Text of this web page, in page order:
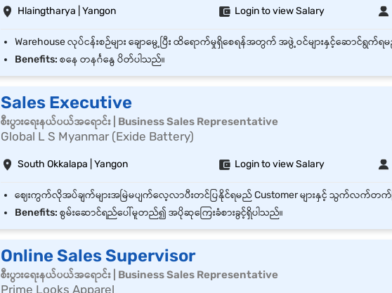
Hlaingtharya | Yangon Login to view Salary
Benefits: စနေ တနင်္ဂနွေ ပိတ်ပါသည်။
Sales Executive
စီးပွားရေးနယ်ပယ်အရောင်း | Business Sales Representative
Global L S Myanmar (Exide Battery)
South Okkalapa | Yangon Login to view Salary
Benefits: စွမ်းဆောင်ရည်ပေါ်မူတည်၍ အပိုဆုကြေးခံစားခွင့်ရှိပါသည်။
Online Sales Supervisor
စီးပွားရေးနယ်ပယ်အရောင်း | Business Sales Representative
Prime Looks Apparel